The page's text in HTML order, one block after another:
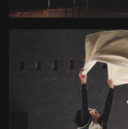
L’accompagnement